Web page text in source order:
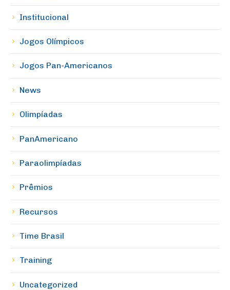
Institucional
Jogos Olímpicos
Jogos Pan-Americanos
News
Olimpíadas
PanAmericano
Paraolimpíadas
Prêmios
Recursos
Time Brasil
Training
Uncategorized